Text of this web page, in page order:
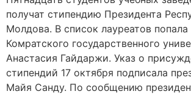
получат стипендию Президента
Молдова. В список лауреатов попала
Комратского государственного
Анастасия Гайдаржи. Указ о
стипендий 17 октября подписала
Майя Санду. По сообщению